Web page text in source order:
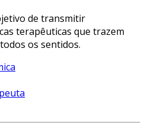
de transmitir
terapêuticas que trazem
os sentidos.